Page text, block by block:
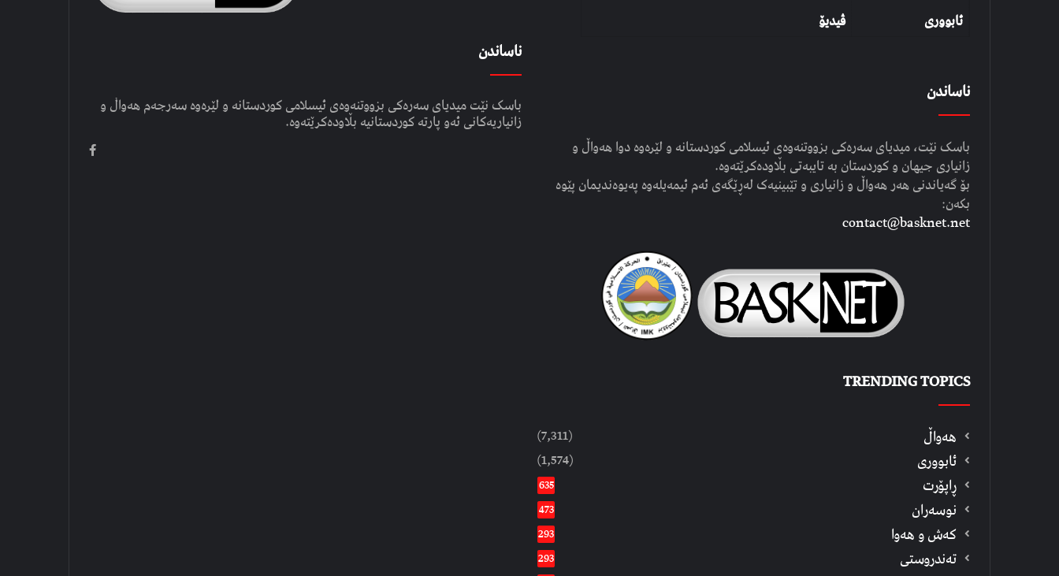
ئابووری
ڤیدیۆ
ناساندن
باسک نێت، میدیای سەرەکی بزووتنەوەی ئیسلامی کوردستانە و لێرەوە دوا هەواڵ و
زانیاری جیهان و کوردستان بە تایبەتی بڵاودەکرێتەوە.
بۆ گەیاندنی هەر هەواڵ و زانیاری و تێبینیەک لەڕێگەی ئەم ئیمەیلەوە پەیوەندیمان پێوە
بکەن:
contact@basknet.net
TRENDING TOPICS
هەواڵ (7,311)
ئابووری (1,574)
ڕاپۆرت 635
نوسەران 473
كەش و هەوا 293
تەندروستی 293
ناساندن
باسک نێت میدیای سەرەکی بزووتنەوەی ئیسلامی کوردستانە و لێرەوە سەرجەم هەواڵ و
زانیاریەکانی ئەو پارتە کوردستانیە بڵاودەکرێتەوە.